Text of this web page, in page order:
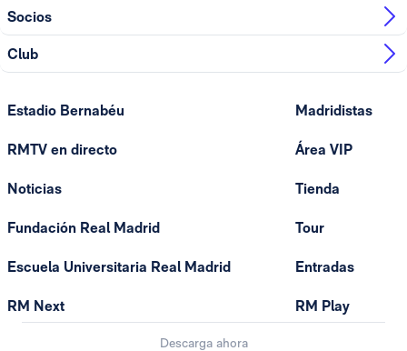
Socios
Club
Estadio Bernabéu
RMTV en directo
Noticias
Fundación Real Madrid
Escuela Universitaria Real Madrid
RM Next
Madridistas
Área VIP
Tienda
Tour
Entradas
RM Play
Descarga ahora